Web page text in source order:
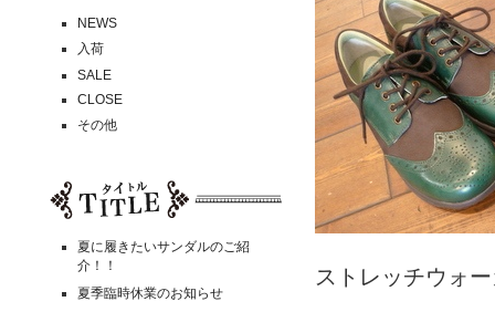
ストレッチウォ
NEWS
入荷
SALE
CLOSE
その他
夏に履きたいサンダルのご紹
介！！
夏季臨時休業のお知らせ